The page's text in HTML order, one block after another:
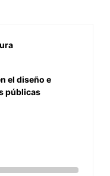
el diseño e
públicas